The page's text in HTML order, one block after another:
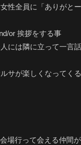
性全員に「ありがと
or 挨拶をする事
には隣に立って一言
サが楽しくなってくる
場行って会える仲間